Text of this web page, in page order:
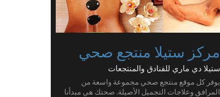
مركز ستيلا منتجع صحي
ستيلا دي ماري للفنادق والمنتجعات
يوفر كل موقع منتجع صحي مجموعة واسعة من
المرافق وعلاجات التجميل الأصيلة. صحتك هي مبدأنا